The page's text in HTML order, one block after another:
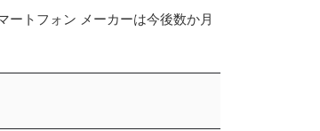
トフォン メーカーは今後数か月